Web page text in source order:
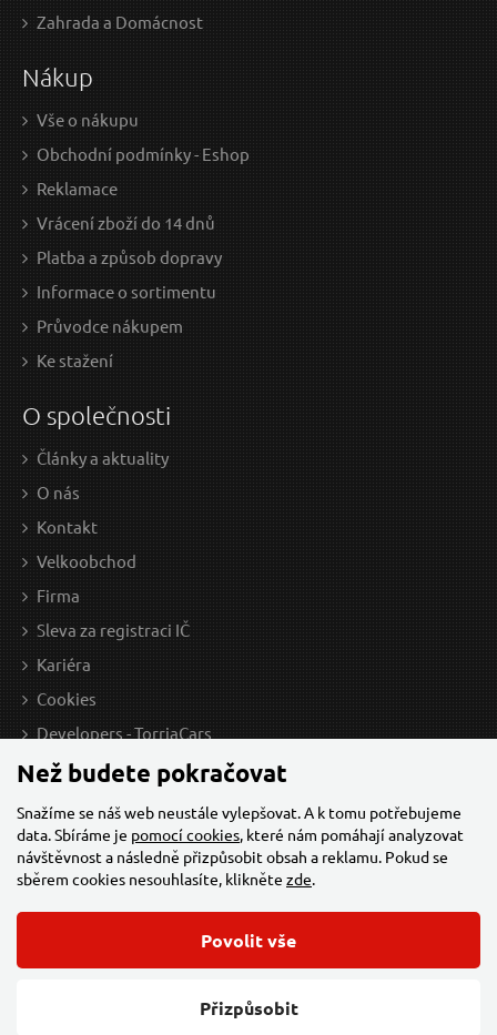
Zahrada a Domácnost
Nákup
Vše o nákupu
Obchodní podmínky - Eshop
Reklamace
Vrácení zboží do 14 dnů
Platba a způsob dopravy
Informace o sortimentu
Průvodce nákupem
Ke stažení
O společnosti
Články a aktuality
O nás
Kontakt
Velkoobchod
Firma
Sleva za registraci IČ
Kariéra
Cookies
Developers - TorriaCars
Změnit nastavení cookies
Než budete pokračovat
Snažíme se náš web neustále vylepšovat. A k tomu potřebujeme
data. Sbíráme je pomocí cookies, které nám pomáhají analyzovat
návštěvnost a následně přizpůsobit obsah a reklamu. Pokud se
sběrem cookies nesouhlasíte, klikněte zde.
Přizpůsobit
Povolit vše